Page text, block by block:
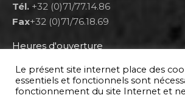
Tél. +32 (0)71/77.14.86
Fax+32 (0)71/76.18.69
Heures d'ouverture
Lun 8h00-12h00 et 12h30-14h30
Mar au ven 8h00-12h00 et 12h30-
Sam 9h00-16h00
Le présent site internet place des
essentiels et fonctionnels sont
fonctionnement du site Internet et